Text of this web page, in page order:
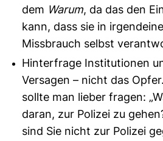
dem Warum, da das den
kann, dass sie in
Missbrauch selbst
Hinterfrage Institutionen
Versagen – nicht das
sollte man lieber fragen:
daran, zur Polizei zu
sind Sie nicht zur Polizei